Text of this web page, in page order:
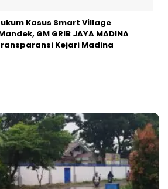
Kasus Smart Village
GM GRIB JAYA MADINA
Kejari Madina